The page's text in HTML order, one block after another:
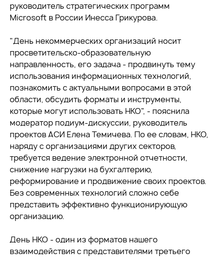
руководитель стратегических программ
Microsoft в России Инесса Грикурова.
"День некоммерческих организаций носит
просветительско-образовательную
направленность, его задача - продвинуть тему
использования информационных технологий,
познакомить с актуальными вопросами в этой
области, обсудить форматы и инструменты,
которые могут использовать НКО", - пояснила
модератор подиум-дискуссии, руководитель
проектов АСИ Елена Темичева. По ее словам, НКО,
наряду с организациями других секторов,
требуется ведение электронной отчетности,
снижение нагрузки на бухгалтерию,
реформирование и продвижение своих проектов.
Без современных технологий сложно себе
представить эффективно функционирующую
организацию.
День НКО - один из форматов нашего
взаимодействия с представителями третьего